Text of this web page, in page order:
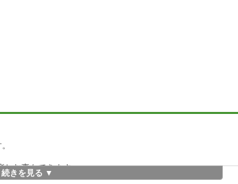
しむ事もできます。
楽しく使えます。
きを見る ▼